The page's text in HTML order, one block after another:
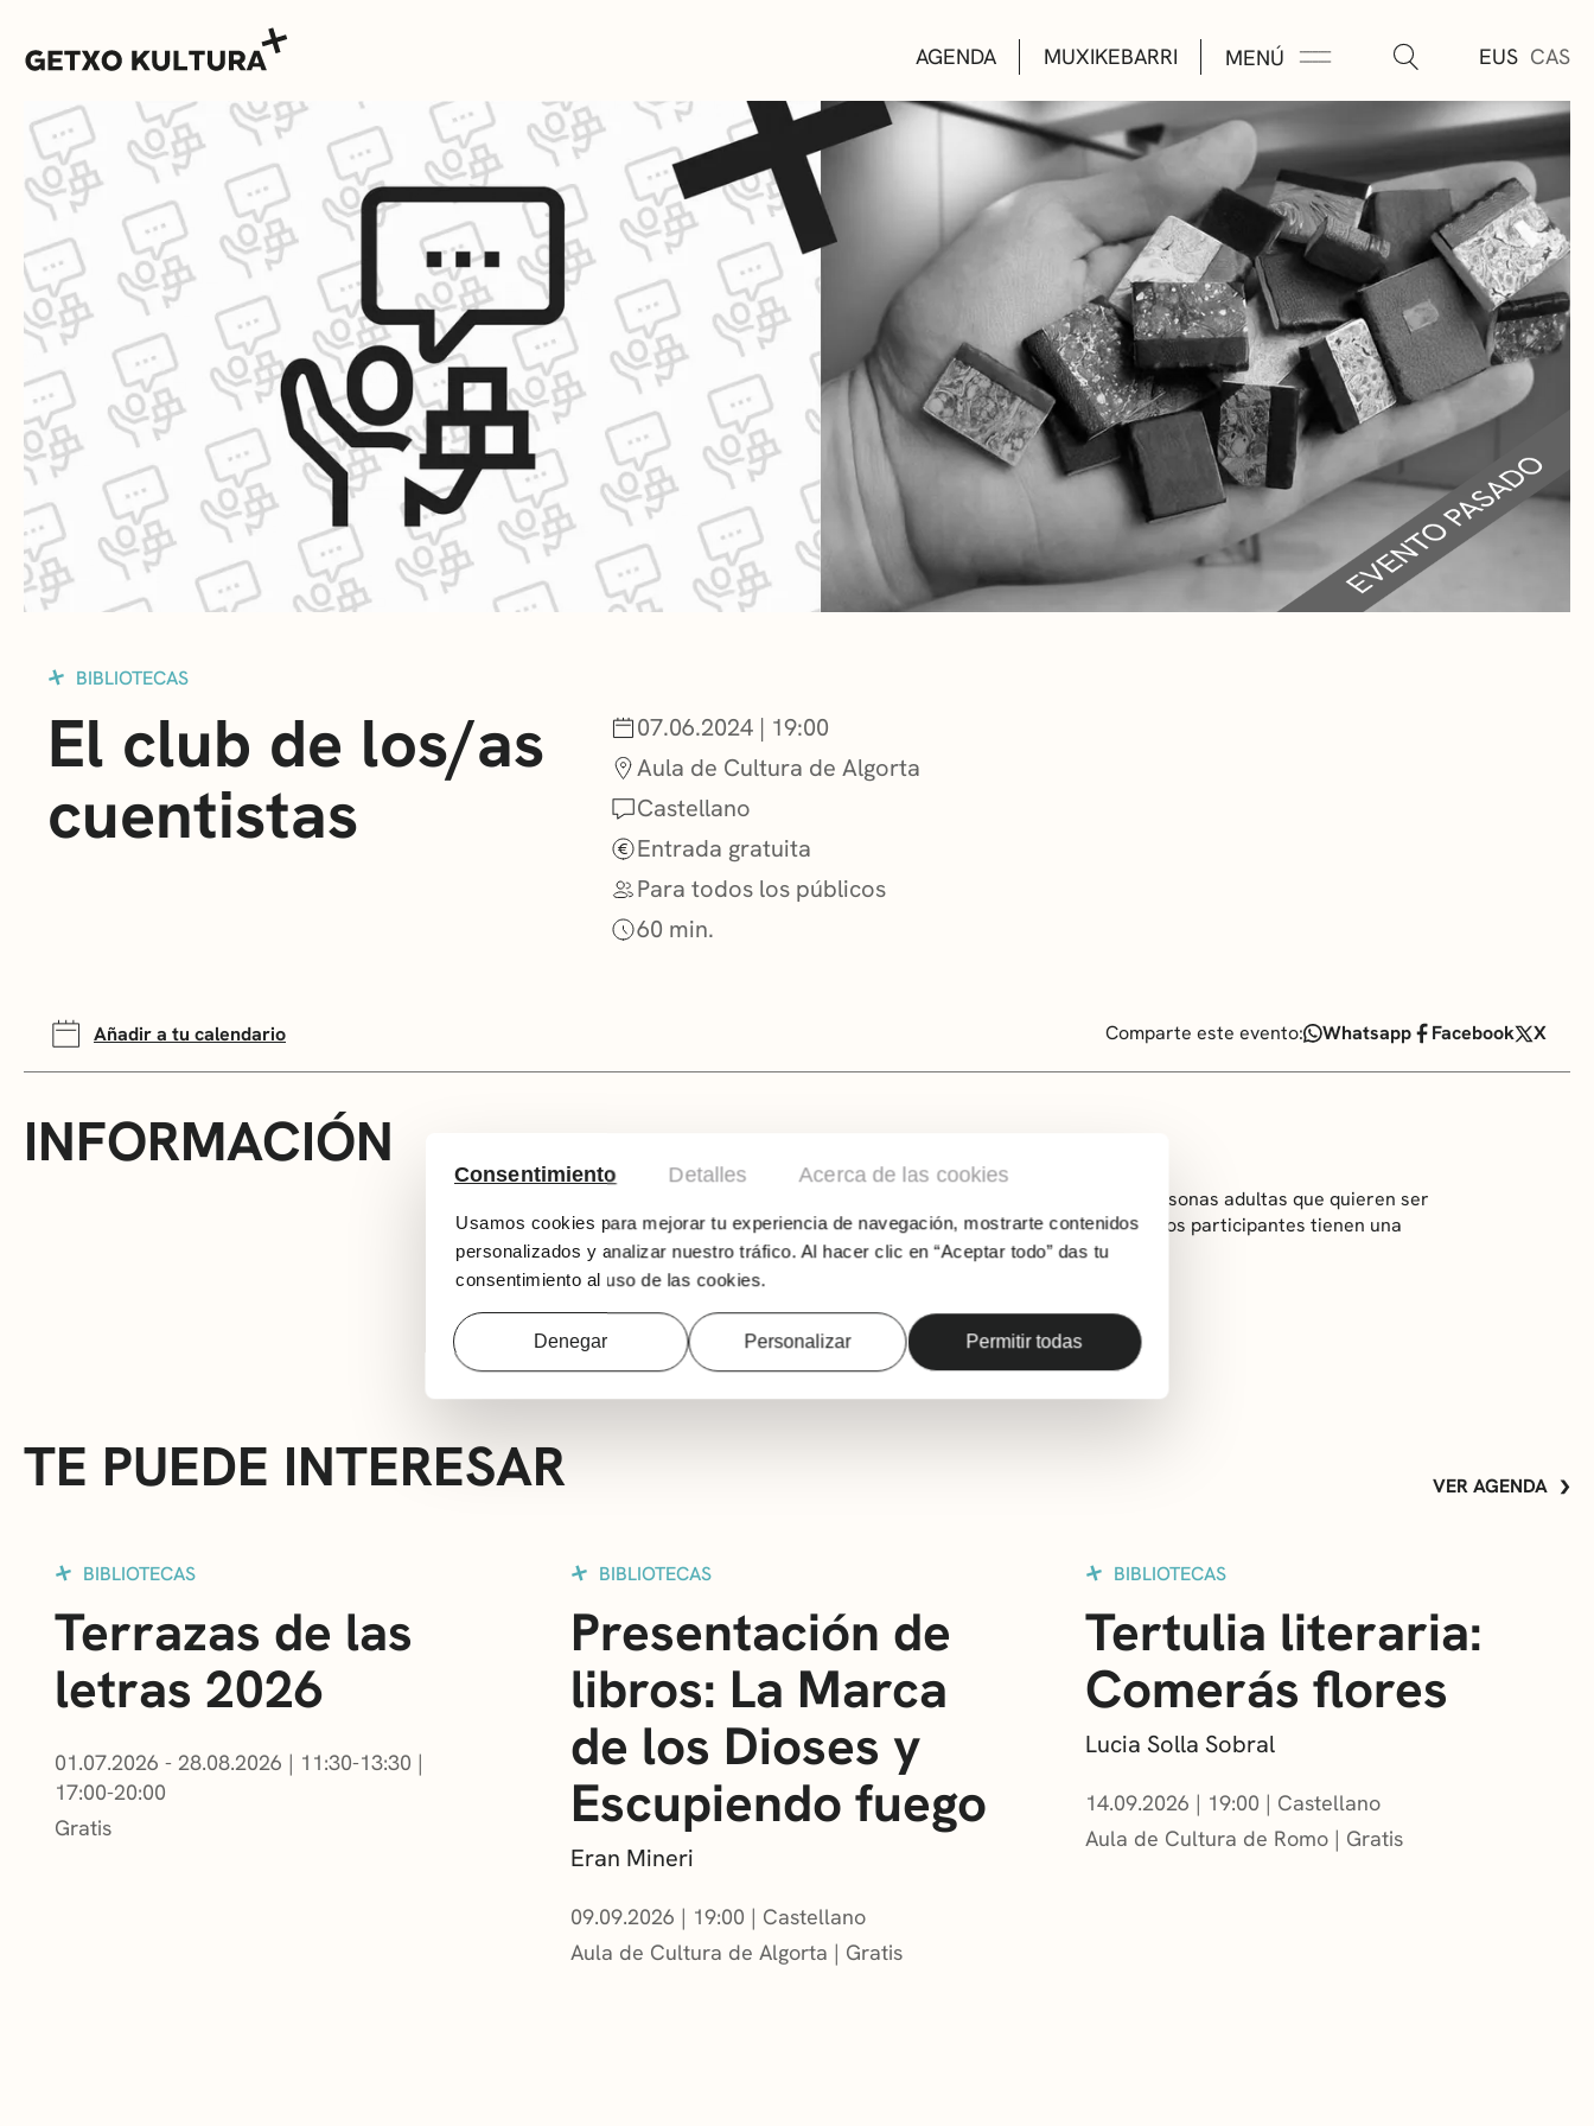
Consentimiento Detalles Acerca de las cookies
Usamos cookies para mejorar tu experiencia de navegación, mostrarte contenidos
personalizados y analizar nuestro tráfico. Al hacer clic en “Aceptar todo” das tu
consentimiento al uso de las cookies.
Denegar Personalizar Permitir todas
AGENDA MUXIKEBARRI MENÚ EUS CAS
AGENDA
MUXIKEBARRI
CONTACTO
ENTRADAS
AULAS DE CULTURA
BIBLIOTECAS
ESCUELA DE MÚSICA
CONVOCATORIAS
NOTICIAS
ASOCIACIONES CULTURALES
BIBLIOTECAS
El club de los/as
cuentistas
07.06.2024 | 19:00
Aula de Cultura de Algorta
Castellano
Entrada gratuita
Para todos los públicos
60 min.
Añadir a tu calendario Comparte este evento: Whatsapp Facebook X
INFORMACIÓN
El Club de los/as Cuentistas es un programa dirigido a personas adultas que quieren ser
cuentacuentos o escuchar los mismos. En esta actividad, los participantes tienen una
buena oportunidad para contar o escuchar cuentos.
TE PUEDE INTERESAR VER AGENDA
BIBLIOTECAS
Terrazas de las
letras 2026
01.07.2026 - 28.08.2026 | 11:30-13:30 |
17:00-20:00
Gratis
BIBLIOTECAS
Presentación de
libros: La Marca
de los Dioses y
Escupiendo fuego
Eran Mineri
09.09.2026 | 19:00
Castellano
Aula de Cultura de Algorta
Gratis
BIBLIOTECAS
Tertulia literaria:
Comerás flores
Lucia Solla Sobral
14.09.2026 | 19:00
Castellano
Aula de Cultura de Romo
Gratis